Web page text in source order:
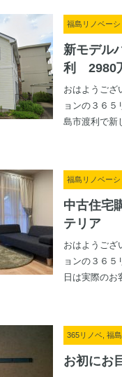
福島リノベーシ
新モデル
利 2980
おはようご
ョンの３６
島市渡利で新
福島リノベーシ
中古住宅
テリア
おはようご
ョンの３６
日は実際のお
365リノベ, 福
お初にお